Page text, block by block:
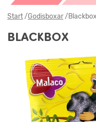
Start/Godisboxar/Blackbox
BLACKBOX